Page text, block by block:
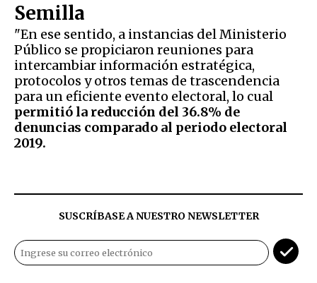
Semilla
"En ese sentido, a instancias del Ministerio
Público se propiciaron reuniones para
intercambiar información estratégica,
protocolos y otros temas de trascendencia
para un eficiente evento electoral, lo cual
permitió la reducción del 36.8% de
denuncias comparado al periodo electoral
2019.
SUSCRÍBASE A NUESTRO NEWSLETTER